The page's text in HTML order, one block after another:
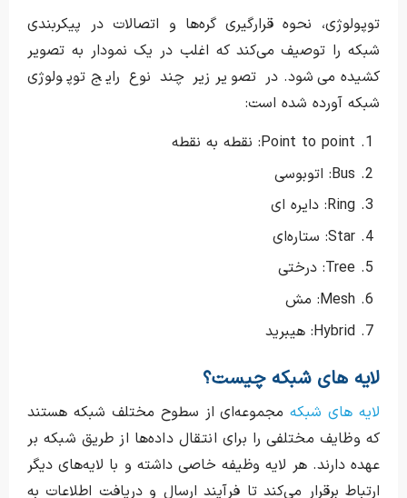
توپولوژی، نحوه قرارگیری گره‌ها و اتصالات در پیکربندی
شبکه را توصیف می‌کند که اغلب در یک نمودار به تصویر
کشیده می‌شود. در تصویر زیر چند نوع رایج توپولوژی
شبکه آورده شده است:
Point to point: نقطه به نقطه
Bus: اتوبوسی
Ring: دایره ای
Star: ستاره‌ای
Tree: درختی
Mesh: مش
Hybrid: هیبرید
لایه های شبکه چیست؟
لایه های شبکهمجموعه‌ای از سطوح مختلف شبکه هستند
که وظایف مختلفی را برای انتقال داده‌ها از طریق شبکه بر
عهده دارند. هر لایه وظیفه خاصی داشته و با لایه‌های دیگر
ارتباط برقرار می‌کند تا فرآیند ارسال و دریافت اطلاعات به